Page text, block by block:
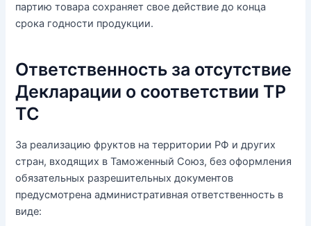
партию товара сохраняет свое действие до конца
срока годности продукции.
Ответственность за отсутствие
Декларации о соответствии ТР
ТС
За реализацию фруктов на территории РФ и других
стран, входящих в Таможенный Союз, без оформления
обязательных разрешительных документов
предусмотрена административная ответственность в
виде: